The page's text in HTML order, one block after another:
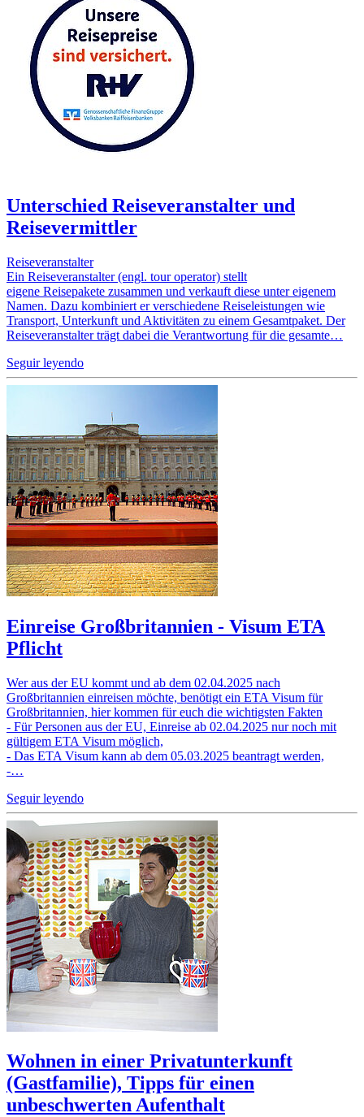
Unterschied Reiseveranstalter und
Reisevermittler
Reiseveranstalter
Ein Reiseveranstalter (engl. tour operator) stellt
eigene Reisepakete zusammen und verkauft diese unter eigenem
Namen. Dazu kombiniert er verschiedene Reiseleistungen wie
Transport, Unterkunft und Aktivitäten zu einem Gesamtpaket. Der
Reiseveranstalter trägt dabei die Verantwortung für die gesamte…
Seguir leyendo
Einreise Großbritannien - Visum ETA
Pflicht
Wer aus der EU kommt und ab dem 02.04.2025 nach
Großbritannien einreisen möchte, benötigt ein ETA Visum für
Großbritannien, hier kommen für euch die wichtigsten Fakten
- Für Personen aus der EU, Einreise ab 02.04.2025 nur noch mit
gültigem ETA Visum möglich,
- Das ETA Visum kann ab dem 05.03.2025 beantragt werden,
-…
Seguir leyendo
Wohnen in einer Privatunterkunft
(Gastfamilie), Tipps für einen
unbeschwerten Aufenthalt